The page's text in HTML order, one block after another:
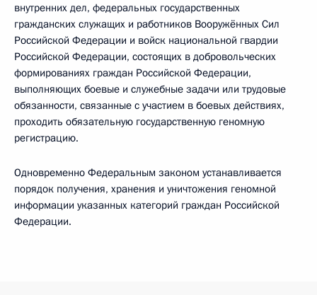
внутренних дел, федеральных государственных
гражданских служащих и работников Вооружённых Сил
Российской Федерации и войск национальной гвардии
Российской Федерации, состоящих в добровольческих
формированиях граждан Российской Федерации,
выполняющих боевые и служебные задачи или трудовые
обязанности, связанные с участием в боевых действиях,
проходить обязательную государственную геномную
регистрацию.
Одновременно Федеральным законом устанавливается
порядок получения, хранения и уничтожения геномной
информации указанных категорий граждан Российской
Федерации.